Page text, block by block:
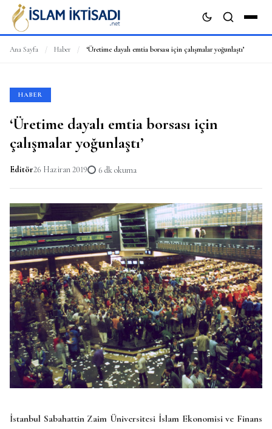
Ana Sayfa / Haber / ‘Üretime dayalı emtia borsası için çalışmalar yoğunlaştı’
HABER
‘Üretime dayalı emtia borsası için
çalışmalar yoğunlaştı’
Editör26 Haziran 2019 6 dk okuma
İstanbul Sabahattin Zaim Üniversitesi İslam Ekonomisi ve Finans